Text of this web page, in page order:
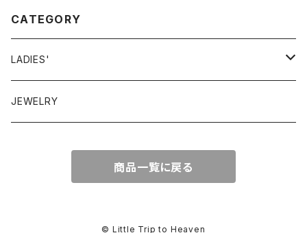
CATEGORY
LADIES'
VINTAGE
JEWELRY
商品一覧に戻る
© Little Trip to Heaven